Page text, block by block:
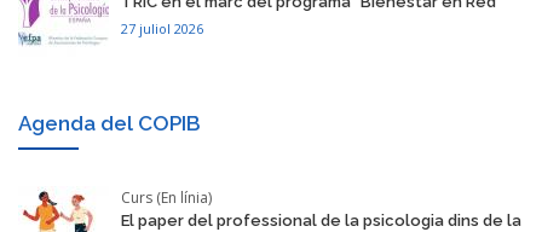
27 juliol 2026
Agenda del COPIB
Curs (En línia)
El paper del professional de la psicologia dins de la